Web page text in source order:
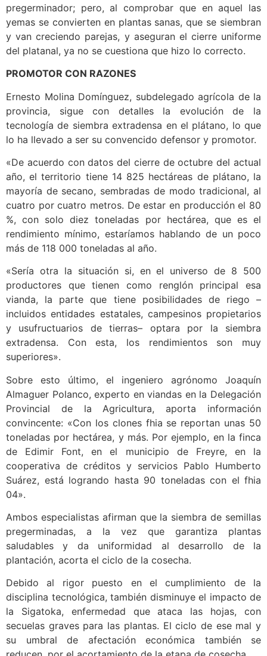
pregerminador; pero, al comprobar que en aquel las
yemas se convierten en plantas sanas, que se siembran
y van creciendo parejas, y aseguran el cierre uniforme
del platanal, ya no se cuestiona que hizo lo correcto.
PROMOTOR CON RAZONES
Ernesto Molina Domínguez, subdelegado agrícola de la
provincia, sigue con detalles la evolución de la
tecnología de siembra extradensa en el plátano, lo que
lo ha llevado a ser su convencido defensor y promotor.
«De acuerdo con datos del cierre de octubre del actual
año, el territorio tiene 14 825 hectáreas de plátano, la
mayoría de secano, sembradas de modo tradicional, al
cuatro por cuatro metros. De estar en producción el 80
%, con solo diez toneladas por hectárea, que es el
rendimiento mínimo, estaríamos hablando de un poco
más de 118 000 toneladas al año.
«Sería otra la situación si, en el universo de 8 500
productores que tienen como renglón principal esa
vianda, la parte que tiene posibilidades de riego –
incluidos entidades estatales, campesinos propietarios
y usufructuarios de tierras– optara por la siembra
extradensa. Con esta, los rendimientos son muy
superiores».
Sobre esto último, el ingeniero agrónomo Joaquín
Almaguer Polanco, experto en viandas en la Delegación
Provincial de la Agricultura, aporta información
convincente: «Con los clones fhia se reportan unas 50
toneladas por hectárea, y más. Por ejemplo, en la finca
de Edimir Font, en el municipio de Freyre, en la
cooperativa de créditos y servicios Pablo Humberto
Suárez, está logrando hasta 90 toneladas con el fhia
04».
Ambos especialistas afirman que la siembra de semillas
pregerminadas, a la vez que garantiza plantas
saludables y da uniformidad al desarrollo de la
plantación, acorta el ciclo de la cosecha.
Debido al rigor puesto en el cumplimiento de la
disciplina tecnológica, también disminuye el impacto de
la Sigatoka, enfermedad que ataca las hojas, con
secuelas graves para las plantas. El ciclo de ese mal y
su umbral de afectación económica también se